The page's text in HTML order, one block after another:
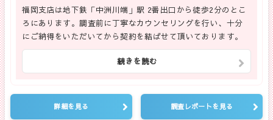
福岡支店は地下鉄「中洲川端」駅 2番出口から徒歩2分のとこ
ろにあります。調査前に丁寧なカウンセリングを行い、十分
にご納得をいただいてから契約を結ばせて頂いております。
続きを読む
詳細を見る 調査レポートを見る